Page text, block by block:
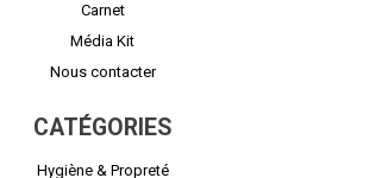
Carnet
Média Kit
Nous contacter
CATÉGORIES
Hygiène & Propreté